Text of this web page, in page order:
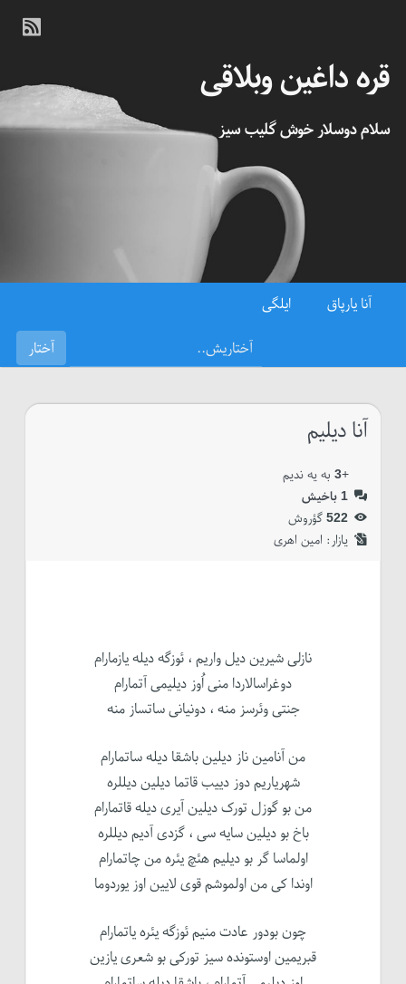
قره داغین وبلاقی
سلام دوسلار خوش گلیب سیز
آنا یارپاق ایلگی
آنا دیلیم
+
3به یه ندیم
1 باخیش
522گؤروش
یازار:‌ امین اهری
نازلی شیرین دیل واریم ، ئوزگه دیله یازمارام
دوغراسالاردا منی اُوز دیلیمی آتمارام
جنتی وئرسز منه ، دونیانی ساتساز منه
من آنامین ناز دیلین باشقا دیله ساتمارام
شهریاریم دوز دییب قاتما دیلین دیللره
من بو گوزل تورک دیلین آیری دیله قاتمارام
باخ بو دیلین سایه سی ، گزدی آدیم دیللره
اولماسا گر بو دیلیم هئچ یئره من چاتمارام
اوندا کی من اولموشم قوی لایین اوز یوردوما
چون بودور عادت منیم ئوزگه یئره یاتمارام
قبریمین اوستونده سیز تورکی بو شعری یازین